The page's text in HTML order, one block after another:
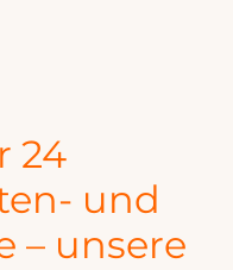
24
und
– unsere